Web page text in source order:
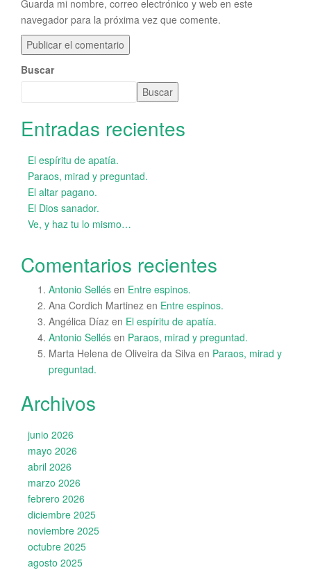
Guarda mi nombre, correo electrónico y web en este
navegador para la próxima vez que comente.
Buscar
Buscar
Entradas recientes
El espíritu de apatía.
Paraos, mirad y preguntad.
El altar pagano.
El Dios sanador.
Ve, y haz tu lo mismo…
Comentarios recientes
Antonio Sellés en Entre espinos.
Ana Cordich Martinez en Entre espinos.
Angélica Díaz en El espíritu de apatía.
Antonio Sellés en Paraos, mirad y preguntad.
Marta Helena de Oliveira da Silva en Paraos, mirad y
preguntad.
Archivos
junio 2026
mayo 2026
abril 2026
marzo 2026
febrero 2026
diciembre 2025
noviembre 2025
octubre 2025
agosto 2025